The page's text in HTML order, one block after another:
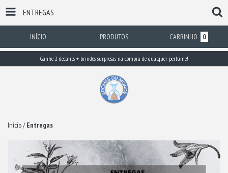
ENTREGAS
INÍCIO PRODUTOS CARRINHO 0
Ganhe 2 decants + brindes surpresas na compra de qualquer perfume!
Início/ Entregas